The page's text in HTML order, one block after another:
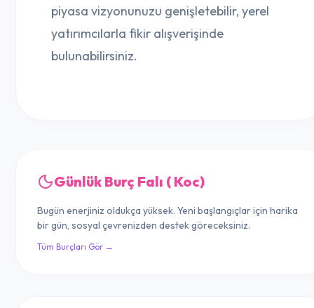
piyasa vizyonunuzu genişletebilir, yerel
yatırımcılarla fikir alışverişinde
bulunabilirsiniz.
Günlük Burç Falı ( Koc)
Bugün enerjiniz oldukça yüksek. Yeni başlangıçlar için harika
bir gün, sosyal çevrenizden destek göreceksiniz.
Tüm Burçları Gör →